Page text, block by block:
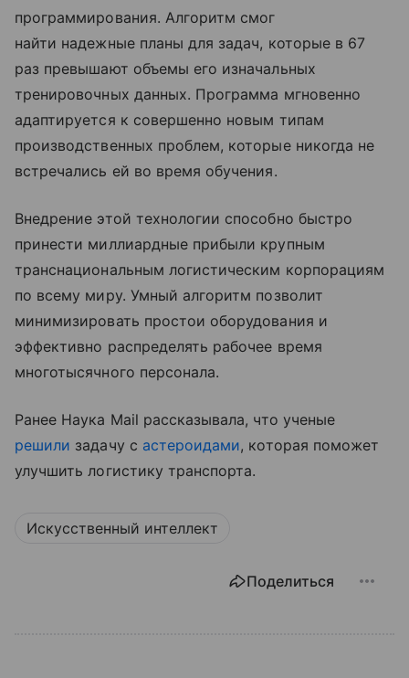
программирования. Алгоритм смог
найти надежные планы для задач, которые в 67
раз превышают объемы его изначальных
тренировочных данных. Программа мгновенно
адаптируется к совершенно новым типам
производственных проблем, которые никогда не
встречались ей во время обучения.
Внедрение этой технологии способно быстро
принести миллиардные прибыли крупным
транснациональным логистическим корпорациям
по всему миру. Умный алгоритм позволит
минимизировать простои оборудования и
эффективно распределять рабочее время
многотысячного персонала.
Ранее Наука Mail рассказывала, что ученые
решили задачу с астероидами, которая поможет
улучшить логистику транспорта.
Искусственный интеллект
Поделиться